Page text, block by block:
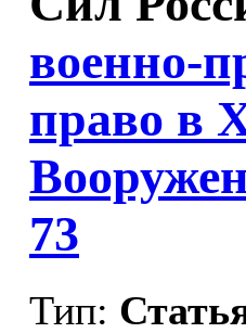
военно-
право в
73
Тип: